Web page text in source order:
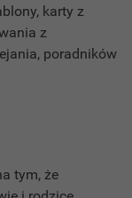
karty z
z
poradników
tym, że